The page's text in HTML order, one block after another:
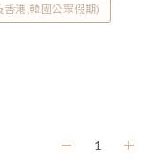
港,韓國公眾假期)